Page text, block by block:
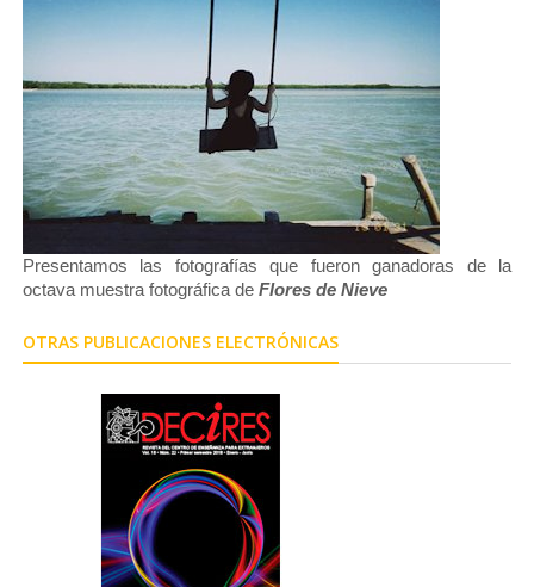
Presentamos las fotografías que fueron ganadoras de la
octava muestra fotográfica de Flores de Nieve
OTRAS PUBLICACIONES ELECTRÓNICAS